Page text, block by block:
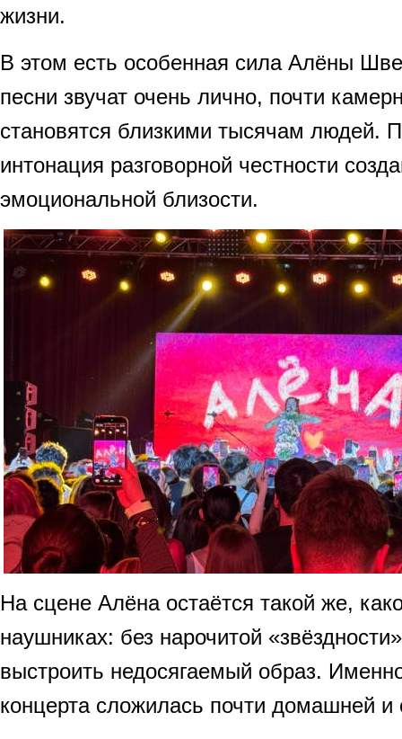
жизни.
В этом есть особенная сила Алёны
песни звучат очень лично, почти
становятся близкими тысячам людей.
интонация разговорной честности
эмоциональной близости.
На сцене Алёна остаётся такой же,
наушниках: без нарочитой
выстроить недосягаемый образ.
концерта сложилась почти домашней и